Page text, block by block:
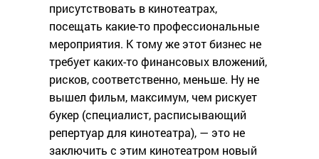
присутствовать в кинотеатрах,
посещать какие-то профессиональные
мероприятия. К тому же этот бизнес не
требует каких-то финансовых вложений,
рисков, соответственно, меньше. Ну не
вышел фильм, максимум, чем рискует
букер (специалист, расписывающий
репертуар для кинотеатра), — это не
заключить с этим кинотеатром новый